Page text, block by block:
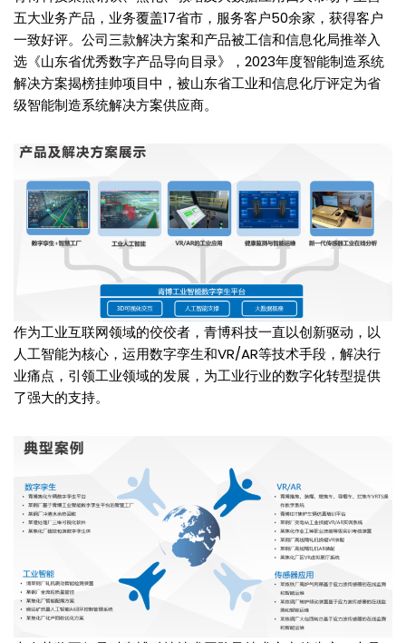
五大业务产品，业务覆盖17省市，服务客户50余家，获得客户
一致好评。公司三款解决方案和产品被工信和信息化局推举入
选《山东省优秀数字产品导向目录》，2023年度智能制造系统
解决方案揭榜挂帅项目中，被山东省工业和信息化厅评定为省
级智能制造系统解决方案供应商。
作为工业互联网领域的佼佼者，青博科技一直以创新驱动，以
人工智能为核心，运用数字孪生和VR/AR等技术手段，解决行
业痛点，引领工业领域的发展，为工业行业的数字化转型提供
了强大的支持。